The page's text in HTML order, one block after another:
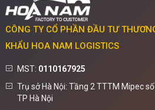
CÔNG TY CỔ PHẦN ĐẦU TƯ
KHẨU HOA NAM LOGISTICS
MST: 0110167925
Trụ sở Hà Nội: Tầng 2 TTTM Mipec
TP Hà Nội